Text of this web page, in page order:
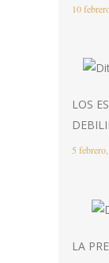
10
LOS
5
LA